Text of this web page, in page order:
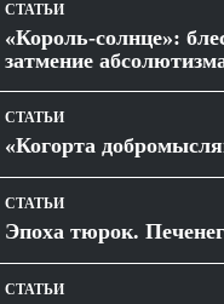
СТАТЬИ
«Король-солнце»:
затмение
СТАТЬИ
«Когорта
СТАТЬИ
Эпоха тюрок.
СТАТЬИ